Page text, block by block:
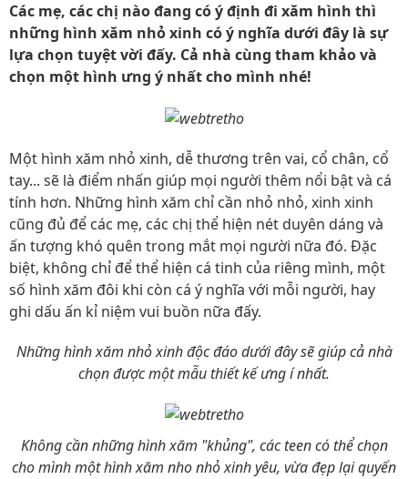
Các mẹ, các chị nào đang có ý định đi xăm hình thì
những hình xăm nhỏ xinh có ý nghĩa dưới đây là sự
lựa chọn tuyệt vời đấy. Cả nhà cùng tham khảo và
chọn một hình ưng ý nhất cho mình nhé!
Một hình xăm nhỏ xinh, dễ thương trên vai, cổ chân, cổ
tay... sẽ là điểm nhấn giúp mọi người thêm nổi bật và cá
tính hơn. Những hình xăm chỉ cần nhỏ nhỏ, xinh xinh
cũng đủ để các mẹ, các chị thể hiện nét duyên dáng và
ấn tượng khó quên trong mắt mọi người nữa đó. Đặc
biệt, không chỉ để thể hiện cá tinh của riêng mình, một
số hình xăm đôi khi còn cá ý nghĩa với mỗi người, hay
ghi dấu ấn kỉ niệm vui buồn nữa đấy.
Những hình xăm nhỏ xinh độc đáo dưới đây sẽ giúp cả nhà
chọn được một mẫu thiết kế ưng í nhất.
Không cần những hình xăm "khủng", các teen có thể chọn
cho mình một hình xăm nho nhỏ xinh yêu, vừa đẹp lại quyến